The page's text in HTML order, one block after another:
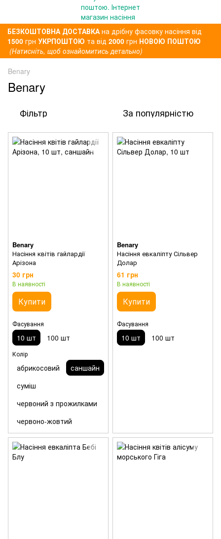
БЕЗКОШТОВНА ДОСТАВКАна дрібну фасовку насіння від
1500 грн УКРПОШТОЮ та від 2000 грн НОВОЮ ПОШТОЮ
(Натисніть, щоб ознайомитись детально)
Benary
Benary
Фільтр За популярністю
Benary
Насіння квітів гайлардії
Арізона
30 грн
В наявності
Купити
Фасування
10 шт 100 шт
Колір
абрикосовий
саншайн
суміш
червоний з прожилками
червоно-жовтий
Benary
Насіння евкаліпту Сільвер
Долар
61 грн
В наявності
Купити
Фасування
10 шт 100 шт